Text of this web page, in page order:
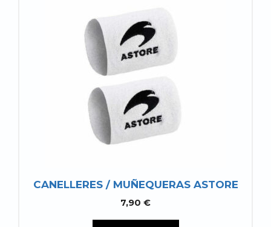
CANELLERES / MUÑEQUERAS ASTORE
7,90 €